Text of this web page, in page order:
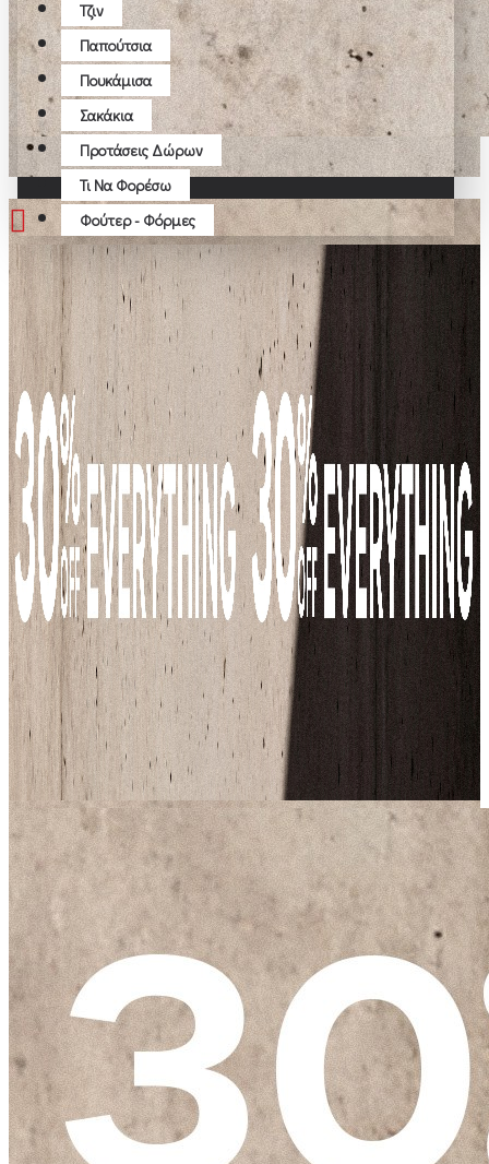
Τζιν
Παπούτσια
Πουκάμισα
Σακάκια
Προτάσεις Δώρων
Τι Να Φορέσω
Φούτερ - Φόρμες